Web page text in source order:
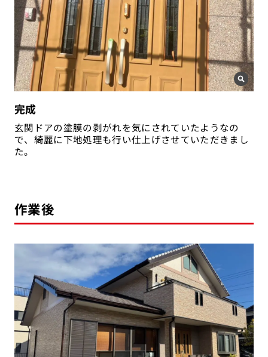
完成
玄関ドアの塗膜の剥がれを気にされていたようなの
で、綺麗に下地処理も行い仕上げさせていただきまし
た。
作業後